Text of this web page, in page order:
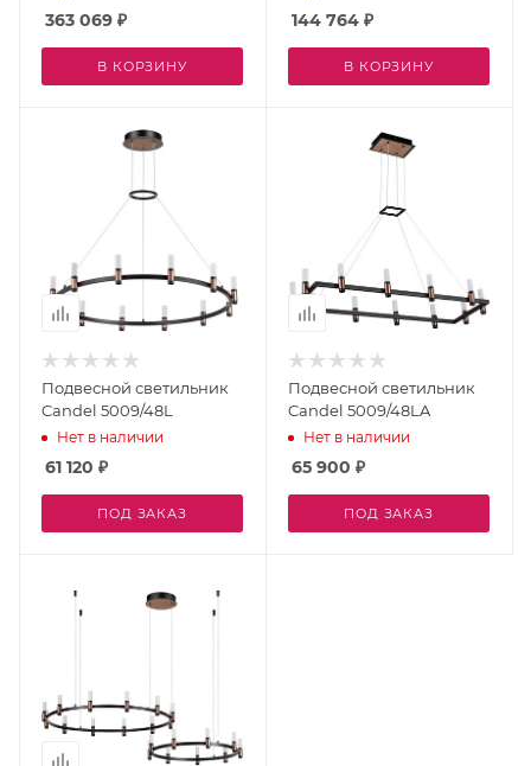
363 069 ₽
В КОРЗИНУ
144 764 ₽
В КОРЗИНУ
Подвесной светильник
Candel 5009/48L
Нет в наличии
61 120 ₽
ПОД ЗАКАЗ
Подвесной светильник
Candel 5009/48LA
Нет в наличии
65 900 ₽
ПОД ЗАКАЗ